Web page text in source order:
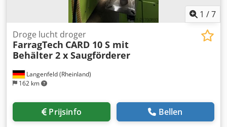
1 /7
Langenfeld (Rheinland)
162 km
Droge lucht droger
FarragTech CARD 10 S mit
Behälter 2 x Saugförderer
Prijsinfo Bellen